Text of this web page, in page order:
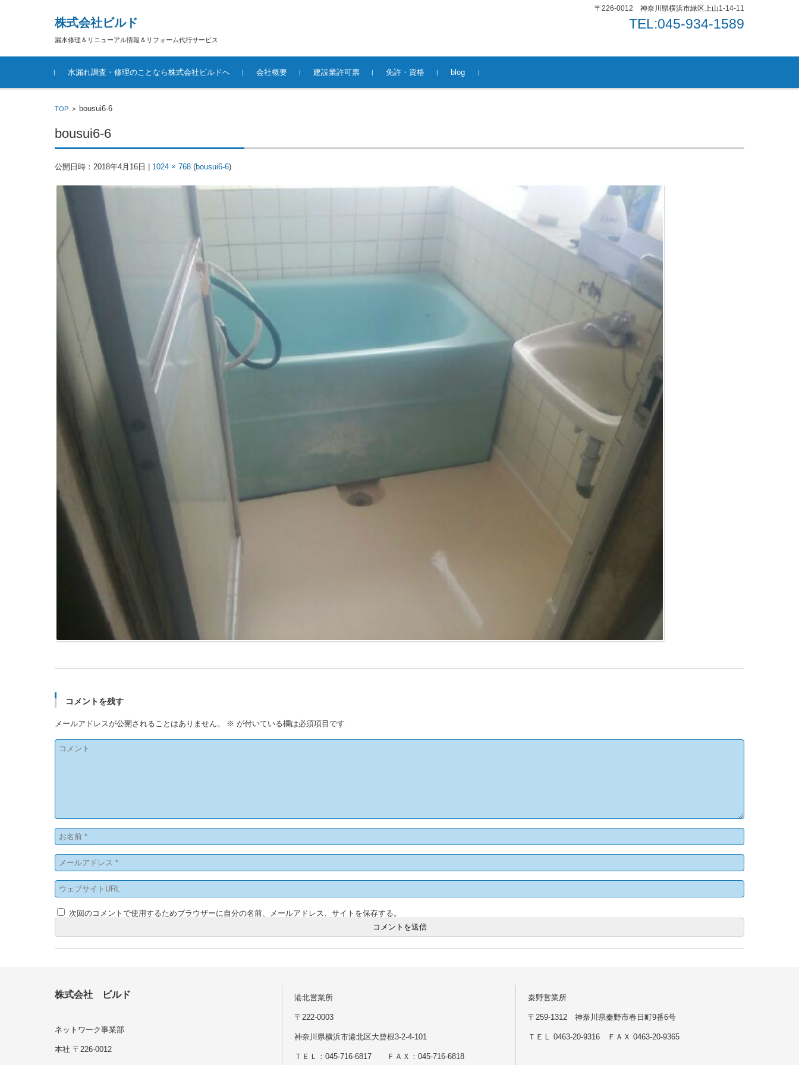
株式会社ビルド
漏水修理＆リニューアル情報＆リフォーム代行サービス
〒226-0012 神奈川県横浜市緑区上山1-14-11
TEL:045-934-1589
コンテンツに移動
水漏れ調査・修理のことなら株式会社ビルドへ
会社概要 建設業許可票 免許・資格 blog
TOP > bousui6-6
bousui6-6
公開日時： 2018年4月16日 1024 × 768 (bousui6-6)
コメントを残す
メールアドレスが公開されることはありません。 ※ が付いている欄は必須項目です
次回のコメントで使用するためブラウザーに自分の名前、メールアドレス、サイトを保存する。
株式会社 ビルド
ネットワーク事業部
本社 〒226-0012
港北営業所
〒222-0003
神奈川県横浜市港北区大曾根3-2-4-101
ＴＥＬ：045-716-6817 ＦＡＸ：045-716-6818
秦野営業所
〒259-1312 神奈川県秦野市春日町9番6号
ＴＥＬ 0463-20-9316 ＦＡＸ 0463-20-9365